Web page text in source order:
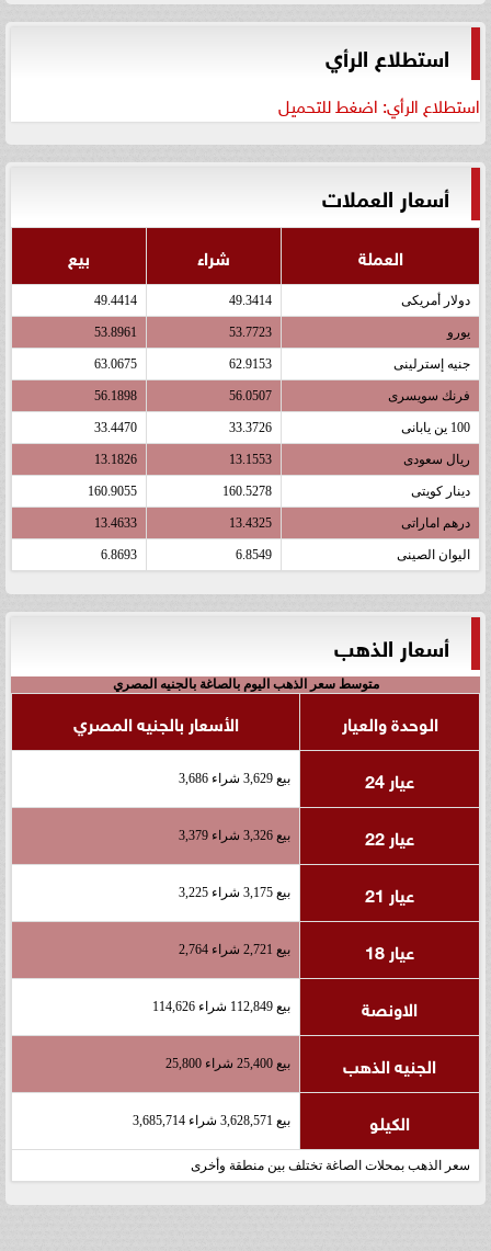
استطلاع الرأي
استطلاع الرأي: اضغط للتحميل
أسعار العملات
العملة شراء بيع
دولار أمريكى 49.3414
49.4414
يورو 53.7723
53.8961
جنيه إسترلينى 62.9153
63.0675
فرنك سويسرى 56.0507
56.1898
100 ين يابانى 33.3726
33.4470
ريال سعودى 13.1553
13.1826
دينار كويتى 160.5278
160.9055
درهم اماراتى 13.4325
13.4633
اليوان الصينى 6.8549
6.8693
أسعار الذهب
متوسط سعر الذهب اليوم بالصاغة بالجنيه المصري
الوحدة والعيار
الأسعار بالجنيه المصري
عيار 24
بيع 3,629 شراء 3,686
عيار 22 بيع 3,326 شراء 3,379
عيار 21 بيع 3,175 شراء 3,225
عيار 18 بيع 2,721 شراء 2,764
الاونصة بيع 112,849 شراء 114,626
الجنيه الذهب بيع 25,400 شراء 25,800
الكيلو بيع 3,628,571 شراء 3,685,714
سعر الذهب بمحلات الصاغة تختلف بين منطقة وأخرى